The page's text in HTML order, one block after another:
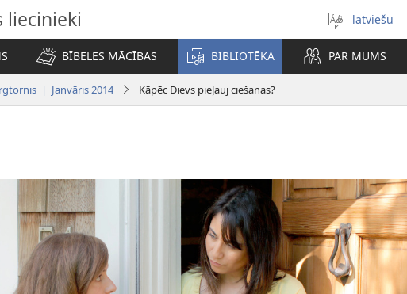
liecinieki
Izvēlieties
valodu
latviešu
BĪBELES MĀCĪBAS BIBLIOTĒKA PAR MUMS
| Janvāris 2014 Kāpēc Dievs pieļauj ciešanas?